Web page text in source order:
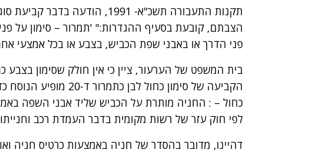
תקנות התעבורה תשכ"א- 1991,
הצבתם, קובעת בסעיף ההגדרות:" 'תמרור – סימון על
פני הדרך או באבני שפת הכביש, בצבע או בכל אמצעי
הקביעה של סימון כחול
כחול – : החניה מותרת על הכביש שליד אבני השפה
לפי חוק עזר של רשות מקומית בדבר העמדת רכב
דהיינו, מדובר בהסדר של חניה באמצעות כרטיס חניה